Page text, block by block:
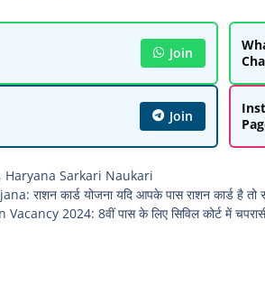
Join
Join
, Haryana Sarkari Naukari
राशन कार्ड योजना यदि आपके पास राशन कार्ड है तो
2024: 8वीं पास के लिए सिविल कोर्ट में